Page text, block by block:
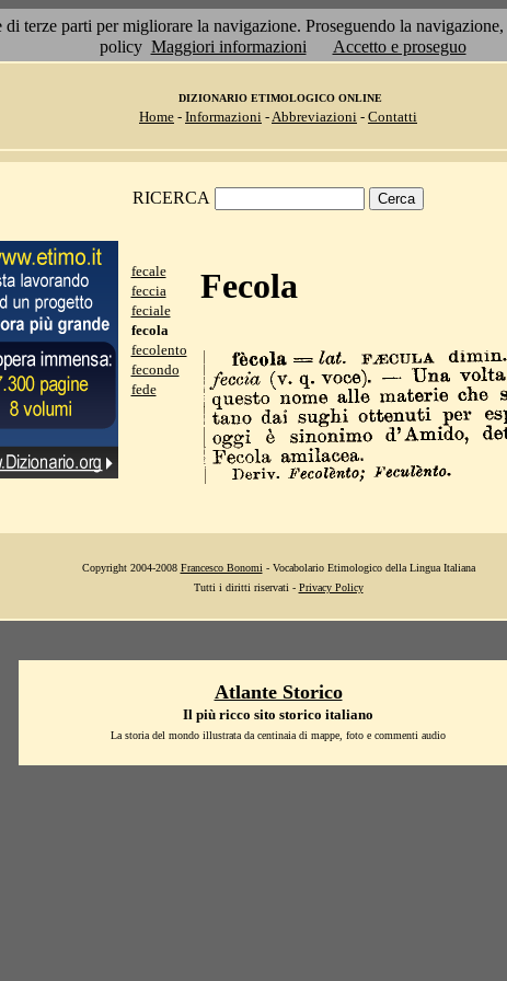
terze parti per migliorare la navigazione. Proseguendo la
policy Maggiori informazioni Accetto e proseguo
DIZIONARIO ETIMOLOGICO ONLINE
Home - Informazioni -Abbreviazioni - Contatti
RICERCA
fecale
feccia
feciale
fecola
fecolento
fecondo
fede
Fecola
Copyright 2004-2008 Francesco Bonomi - Vocabolario Etimologico della Lingua Italiana
Tutti i diritti riservati - Privacy Policy
Atlante Storico
Il più ricco sito storico italiano
La storia del mondo illustrata da centinaia di mappe, foto e commenti audio